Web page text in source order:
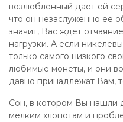
возлюбленный дает ей
что он незаслуженно ее
значит, Вас ждет
нагрузки. А если
только самого низкого
любимые монеты, и они
давно принадлежат Вам,
Сон, в котором Вы нашли
мелким хлопотам и